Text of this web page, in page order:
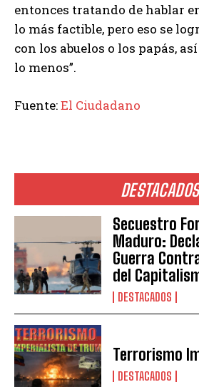
DESTACADOS
Secuestro
Maduro:
Guerra
del
DESTACADOS
Terrorismo
DESTACADOS
entonces tratando de hablar
lo más factible, pero eso se
con los abuelos o los papás,
lo menos”.
Fuente:El Ciudadano